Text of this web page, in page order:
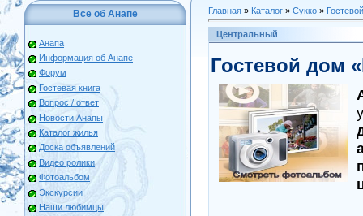
Все об Анапе
Анапа
Информация об Анапе
Форум
Гостевая книга
Вопрос / ответ
Новости Анапы
Каталог жилья
Доска объявлений
Видео ролики
Фотоальбом
Экскурсии
Наши любимцы
Главная » Каталог » Сукко »
Центральный
Гостевой дом